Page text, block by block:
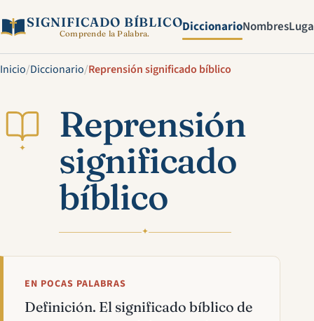
SIGNIFICADO BÍBLICO
Comprende la Palabra. DiccionarioNombres
Inicio/Diccionario/Reprensión significado bíblico
✦
Reprensión
significado
bíblico
✦
EN POCAS PALABRAS
Definición. El significado bíblico de